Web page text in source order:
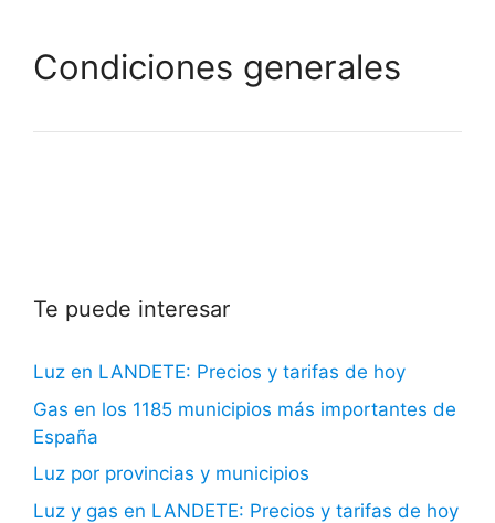
Condiciones generales
Te puede interesar
Luz en LANDETE: Precios y tarifas de hoy
Gas en los 1185 municipios más importantes de
España
Luz por provincias y municipios
Luz y gas en LANDETE: Precios y tarifas de hoy